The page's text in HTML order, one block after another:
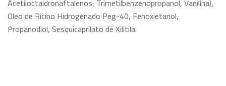
Acetiloctaidronaftalenos, Trimetilbenzenopropanol, Vanilina),
Oleo de Ricino Hidrogenado Peg-40, Fenoxietanol,
Propanodiol, Sesquicaprilato de Xilitila.